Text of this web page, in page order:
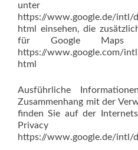
unter
https://www.google.de/intl/
html einsehen, die
für Google Maps
https://www.google.com/
html
Ausführliche
Zusammenhang mit der
finden Sie auf der
Privacy
https://www.google.de/intl/